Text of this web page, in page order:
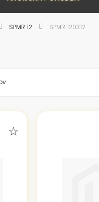
SPMR 12 SPMR 120312